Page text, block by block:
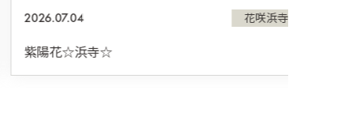
2026.07.04 花咲浜寺
紫陽花☆浜寺☆